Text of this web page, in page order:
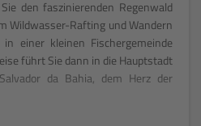
den faszinierenden Regenwald
Wildwasser-Rafting und Wandern
einer kleinen Fischergemeinde
führt Sie dann in die Hauptstadt
da Bahia, dem Herz der